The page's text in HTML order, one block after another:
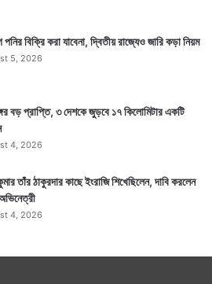
বিক্রি করা যাবেনা, দ্বিতীয় রাজ্যেও জারি কড়া নিয়ম
5, 2026
বড় প্রাপ্তি, ৩ দেশকে জুড়বে ১৭ কিলোমিটার একটি
4, 2026
তাঁর ঠাকুরদার কাছে ইংরাজি শিখেছিলেন, দাবি করলেন
4, 2026